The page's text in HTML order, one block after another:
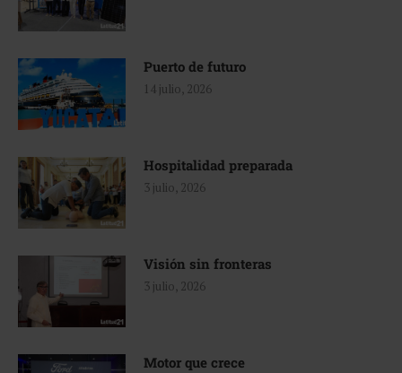
Puerto de futuro
14 julio, 2026
Hospitalidad preparada
3 julio, 2026
Visión sin fronteras
3 julio, 2026
Motor que crece